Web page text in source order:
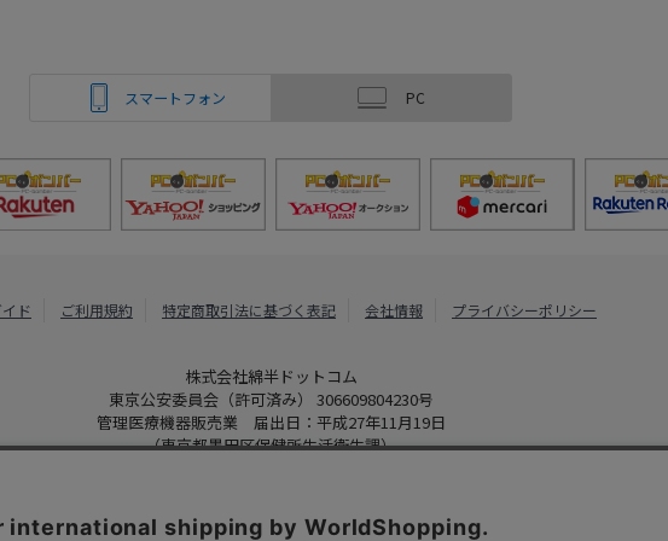
スマートフォン PC
ド ご利用規約 特定商取引法に基づく表記 会社情報 プライバシーポリシー
株式会社綿半ドットコム
東京公安委員会（許可済み） 306609804230号
管理医療機器販売業 届出日：平成27年11月19日
（東京都墨田区保健所生活衛生課）
Copyright 2022Watahan.com Co., Ltd. Powered by Watahan Partners Co., Ltd.